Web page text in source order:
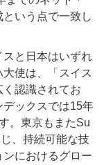
いう点で一致し
と日本はいずれ
使は、「スイス
認識されてお
デックスでは15年
。東京もまたSu
、持続可能な技
におけるグロー